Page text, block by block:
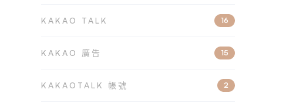
KAKAO TALK 16
KAKAO 廣告 15
KAKAOTALK 帳號 2